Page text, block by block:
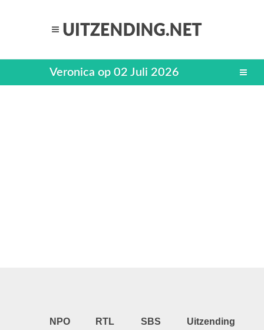
Veronica op 02 Juli 2026
NPO
RTL
SBS
Uitzending